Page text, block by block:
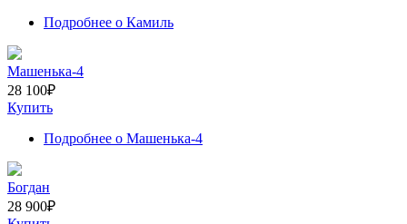
Подробнее о Камиль
Машенька-4
28 100₽
Купить
Подробнее о Машенька-4
Богдан
28 900₽